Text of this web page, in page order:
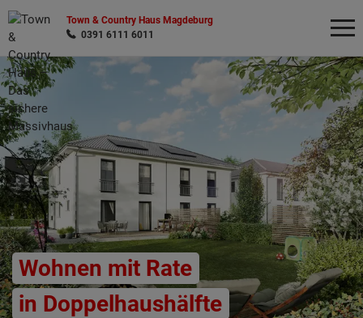
Town & Country Haus Magdeburg
0391 6111 6011
Wohnen mit Rate
in Doppelhaushälfte
Wonach möchten Sie suchen?